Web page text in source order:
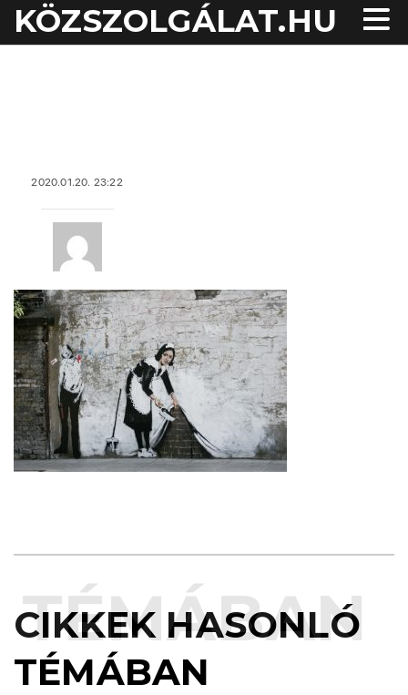
KÖZSZOLGÁLAT.HU
2020.01.20. 23:22
CIKKEK HASONLÓ
TÉMÁBAN